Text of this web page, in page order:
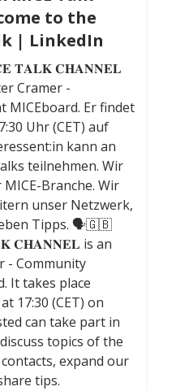
to the
| LinkedIn
𝐓𝐀𝐋𝐊 𝐂𝐇𝐀𝐍𝐍𝐄𝐋
Cramer -
MICEboard. Er findet
Uhr (CET) auf
kann an
teilnehmen. Wir
Branche. Wir
unser Netzwerk,
Tipps. 🗣️🇬🇧
𝐂𝐇𝐀𝐍𝐍𝐄𝐋 is an
- Community
It takes place
17:30 (CET) on
can take part in
topics of the
expand our
tips.